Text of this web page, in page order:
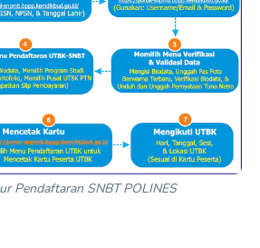
Pendaftaran SNBT POLINES